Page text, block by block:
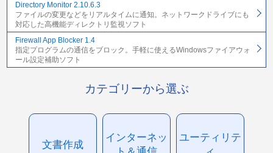
Directory Monitor 2.10.6.3
ファイルの変更などをリアルタイムに通知。ネットワークドライブにも
対応した高機能ディレクトリ監視ソフト
Firewall App Blocker 1.4
指定プログラムの通信をブロック。手軽に使えるWindowsファイアウォ
ール設定補助ソフト
カテゴリーから選ぶ
文書作成
インターネッ
ユーティリテ